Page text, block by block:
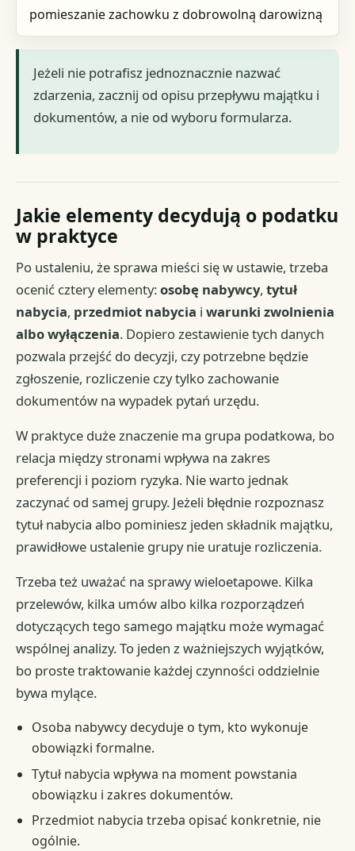
pomieszanie zachowku z dobrowolną darowizną
Jeżeli nie potrafisz jednoznacznie nazwać
zdarzenia, zacznij od opisu przepływu majątku i
dokumentów, a nie od wyboru formularza.
Jakie elementy decydują o podatku
w praktyce
Po ustaleniu, że sprawa mieści się w ustawie, trzeba
ocenić cztery elementy:osobę nabywcy,tytuł
nabycia, przedmiot nabycia iwarunki zwolnienia
albo wyłączenia. Dopiero zestawienie tych danych
pozwala przejść do decyzji, czy potrzebne będzie
zgłoszenie, rozliczenie czy tylko zachowanie
dokumentów na wypadek pytań urzędu.
W praktyce duże znaczenie ma grupa podatkowa, bo
relacja między stronami wpływa na zakres
preferencji i poziom ryzyka. Nie warto jednak
zaczynać od samej grupy. Jeżeli błędnie rozpoznasz
tytuł nabycia albo pominiesz jeden składnik majątku,
prawidłowe ustalenie grupy nie uratuje rozliczenia.
Trzeba też uważać na sprawy wieloetapowe. Kilka
przelewów, kilka umów albo kilka rozporządzeń
dotyczących tego samego majątku może wymagać
wspólnej analizy. To jeden z ważniejszych wyjątków,
bo proste traktowanie każdej czynności oddzielnie
bywa mylące.
Osoba nabywcy decyduje o tym, kto wykonuje
obowiązki formalne.
Tytuł nabycia wpływa na moment powstania
obowiązku i zakres dokumentów.
Przedmiot nabycia trzeba opisać konkretnie, nie
ogólnie.